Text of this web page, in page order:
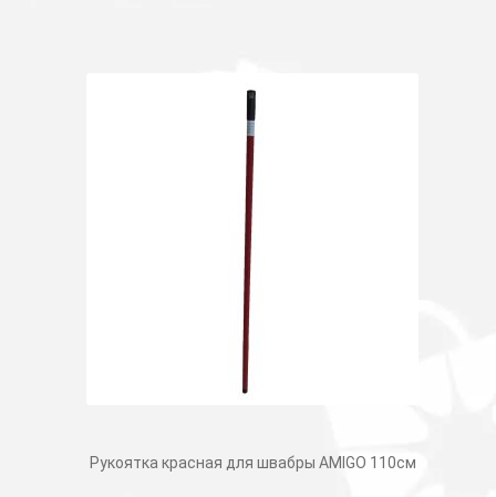
Рукоятка красная для швабры AMIGO 110см